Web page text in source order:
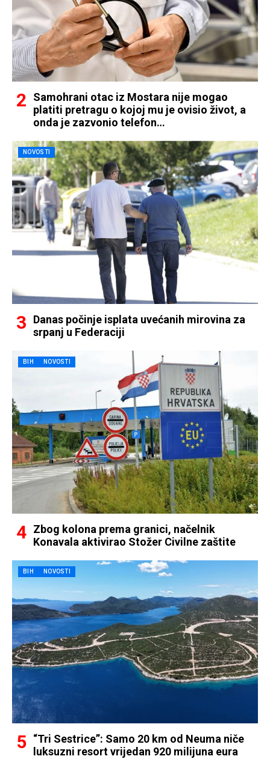
Samohrani otac iz Mostara nije mogao
platiti pretragu o kojoj mu je ovisio život, a
onda je zazvonio telefon…
NOVOSTI
Danas počinje isplata uvećanih mirovina za
srpanj u Federaciji
BIH NOVOSTI
Zbog kolona prema granici, načelnik
Konavala aktivirao Stožer Civilne zaštite
BIH NOVOSTI
“Tri Sestrice”: Samo 20 km od Neuma niče
luksuzni resort vrijedan 920 milijuna eura